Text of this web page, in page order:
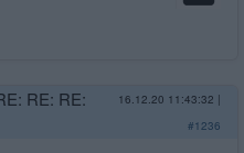
RE: RE: 16.12.20 11:43:32 |
#1236